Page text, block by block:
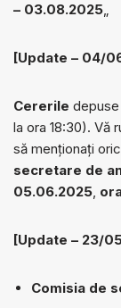
– 03.08.2025„
[Update – 04/
Cererile
la ora 18:30). Vă
să menționați
secretare de
05.06.2025,
[Update – 23/
Comisia de